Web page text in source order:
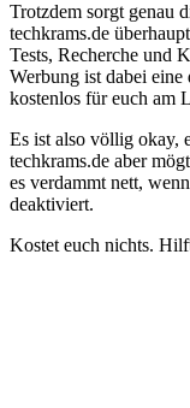
Trotzdem sorgt genau
techkrams.de
Tests, Recherche und
Werbung ist dabei
kostenlos für euch am
Es ist also völlig okay,
techkrams.de aber
es verdammt nett,
deaktiviert.
Kostet euch nichts.